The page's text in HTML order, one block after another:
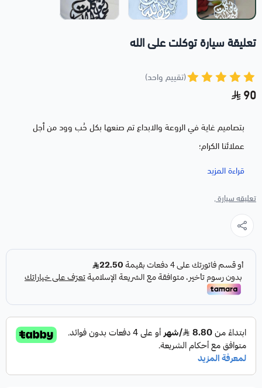
تعليقة سيارة توكلت على الله
(تقييم واحد)
90
بتصاميم غاية في الروعة والابداع تم صنعها بكل حُب وود من أجل
عملائنا الكرام؛
نُقدم تعليقة السيارة المطلية بماء الذهب أو الفضة والتي تضفي
لتكن دائمًا بجانب من تحب, نضمن لعملائنا أعلى مستويات الجودة
والتي لا تتأثر بعوامل المناخ ومرور الزمن أو طول مدة الاستخدام.
متوفر بلونين
الذهبي
الفضي
قراءة المزيد
تعليقه سيارة ,